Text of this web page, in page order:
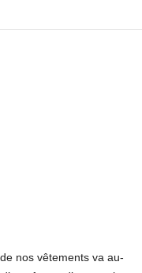
nos vêtements va au-